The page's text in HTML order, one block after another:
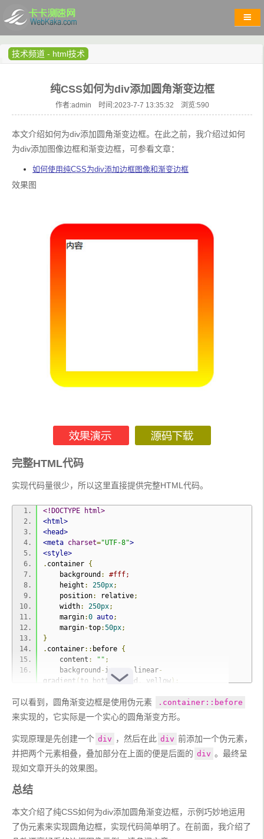
技术频道 - html技术
纯CSS如何为div添加圆角渐变边框
作者:admin 时间:2023-7-7 13:35:32 浏览:590
本文介绍如何为div添加圆角渐变边框。在此之前，我介绍过如何
为div添加图像边框和渐变边框，可参看文章：
如何使用纯CSS为div添加边框图像和渐变边框
效果图
完整HTML代码
实现代码量很少，所以这里直接提供完整HTML代码。
<!DOCTYPE html>
<html>
<head>
<meta charset="UTF-8">
<style>
. container {
background :
#fff;
height : 250px;
position: relative;
width: 250px;
    margin
:0 auto;
    margin
-top:50px;
}
. container:: before {
content : "" ;
background - image linear-
gradient ( to bottom, red , yellow );
border-radius: 30px;
height: 100%;
left : - 30px
top: 30px ;
padding
:
;
position: absolute;
width: 100
</head>
<div class="container">内容</div>
可以看到，圆角渐变边框是使用伪元素 .container::before
来实现的，它实际是一个实心的圆角渐变方形。
实现原理是先创建一个 div ，然后在此 div 前添加一个伪元素，
并把两个元素相叠，叠加部分在上面的便是后面的 div 。最终呈
现如文章开头的效果图。
总结
本文介绍了纯CSS如何为div添加圆角渐变边框，示例巧妙地运用
了伪元素来实现圆角边框，实现代码简单明了。在前面，我介绍了